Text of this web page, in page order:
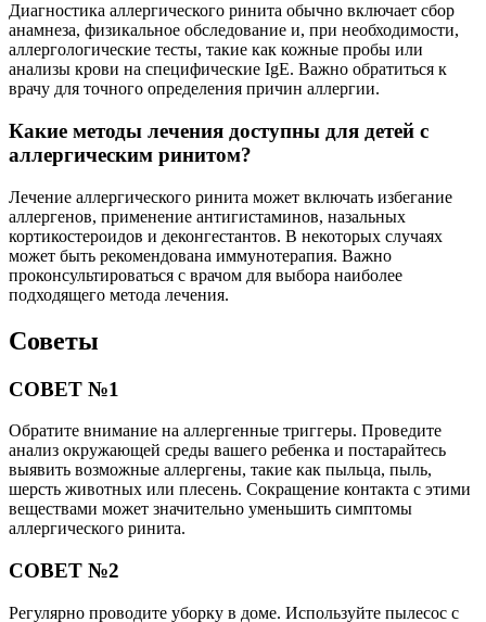
Диагностика аллергического ринита обычно включает сбор
анамнеза, физикальное обследование и, при необходимости,
аллергологические тесты, такие как кожные пробы или
анализы крови на специфические IgE. Важно обратиться к
врачу для точного определения причин аллергии.
Какие методы лечения доступны для детей с
аллергическим ринитом?
Лечение аллергического ринита может включать избегание
аллергенов, применение антигистаминов, назальных
кортикостероидов и деконгестантов. В некоторых случаях
может быть рекомендована иммунотерапия. Важно
проконсультироваться с врачом для выбора наиболее
подходящего метода лечения.
Советы
СОВЕТ №1
Обратите внимание на аллергенные триггеры. Проведите
анализ окружающей среды вашего ребенка и постарайтесь
выявить возможные аллергены, такие как пыльца, пыль,
шерсть животных или плесень. Сокращение контакта с этими
веществами может значительно уменьшить симптомы
аллергического ринита.
СОВЕТ №2
Регулярно проводите уборку в доме. Используйте пылесос с